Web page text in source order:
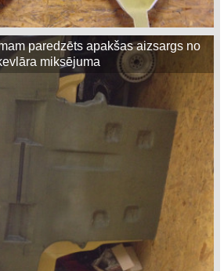
paredzēts apakšas aizsargs no
miksējuma